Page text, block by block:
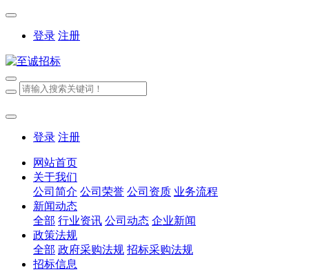
登录 注册
登录 注册
网站首页
关于我们
公司简介 公司荣誉 公司资质 业务流程
新闻动态
全部 行业资讯 公司动态 企业新闻
政策法规
全部 政府采购法规 招标采购法规
招标信息